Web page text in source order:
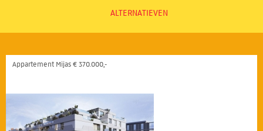
ALTERNATIEVEN
Appartement Mijas € 370.000,-